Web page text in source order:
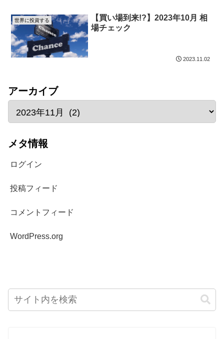
世界に投資する
【買い場到来!?】2023年10月 相
場チェック
2023.11.02
アーカイブ
メタ情報
ログイン
投稿フィード
コメントフィード
WordPress.org